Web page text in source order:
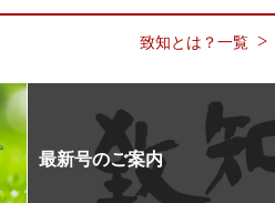
致知とは？一覧
最新号のご案内